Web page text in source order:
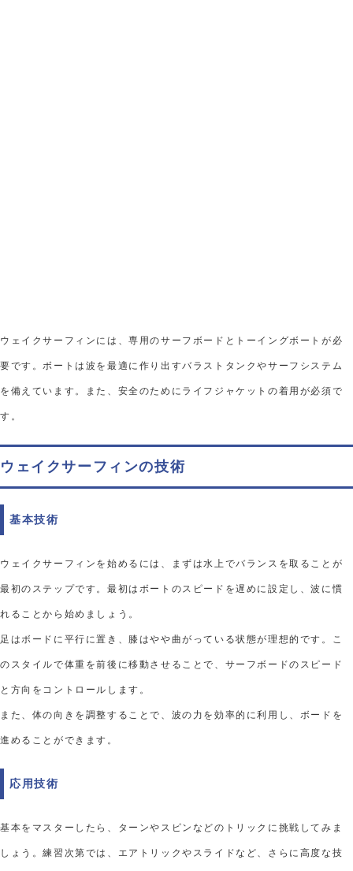
ウェイクサーフィンには、専用のサーフボードとトーイングボートが必
要です。ボートは波を最適に作り出すバラストタンクやサーフシステム
を備えています。また、安全のためにライフジャケットの着用が必須で
す。
ウェイクサーフィンの技術
基本技術
ウェイクサーフィンを始めるには、まずは水上でバランスを取ることが
最初のステップです。最初はボートのスピードを遅めに設定し、波に慣
れることから始めましょう。
足はボードに平行に置き、膝はやや曲がっている状態が理想的です。こ
のスタイルで体重を前後に移動させることで、サーフボードのスピード
と方向をコントロールします。
また、体の向きを調整することで、波の力を効率的に利用し、ボードを
進めることができます。
応用技術
基本をマスターしたら、ターンやスピンなどのトリックに挑戦してみま
しょう。練習次第では、エアトリックやスライドなど、さらに高度な技